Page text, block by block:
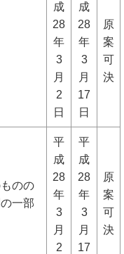
成
28
年
3
月
2
日
成
28
年
3
月
17
日
原
案
可
決
のの
一部
平
成
28
年
3
月
2
平
成
28
年
3
月
17
原
案
可
決